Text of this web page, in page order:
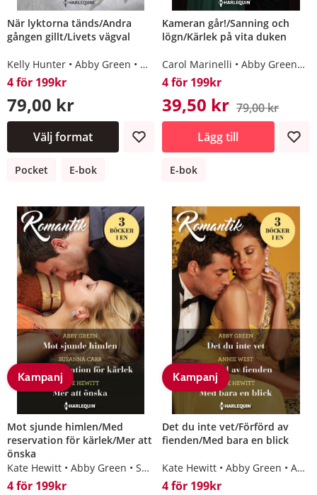
När lyktorna tänds/Andra
gången gillt/Livets vägval
Kelly Hunter Abby Green Michelle Smart
4 för 199kr
79,00 kr
Välj format
Pocket E-bok
Kameran går!/Sanning och
lögn/Kärlek på vita duken
Carol Marinelli Abby Green
4 för 199kr
39,50 kr 79,00 kr
Lägg till
E-bok
Kampanj
Mot sjunde himlen/Med
reservation för kärlek/Mer att
önska
Kate Hewitt
Abby Green Susanna Carr
4 för 199kr
Kampanj
Det du inte vet/Förförd av
fienden/Med bara en blick
Kate Hewitt Abby Green Annie West
4 för 199kr